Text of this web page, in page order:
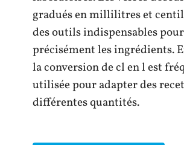
gradués en millilitres et
des outils indispensables
précisément les ingrédients.
la conversion de cl en l est
utilisée pour adapter des
différentes quantités.